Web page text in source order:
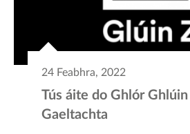
24 Feabhra, 2022
Tús áite do Ghlór Ghlúin
Gaeltachta